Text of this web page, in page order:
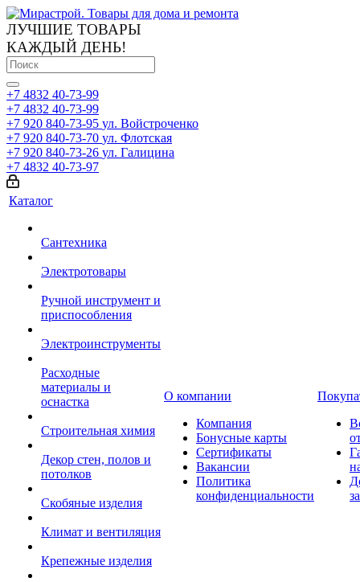
ЛУЧШИЕ ТОВАРЫ
КАЖДЫЙ ДЕНЬ!
+7 4832 40-73-99
+7 4832 40-73-99
+7 920 840-73-95 ул. Войстроченко
+7 920 840-73-70 ул. Флотская
+7 920 840-73-26 ул. Галицина
+7 4832 40-73-97
Каталог
Сантехника
Электротовары
Ручной инструмент и
приспособления
Электроинструменты
Расходные
материалы и
оснастка
Строительная химия
Декор стен, полов и
потолков
Скобяные изделия
Климат и вентиляция
Крепежные изделия
О компании
Компания
Бонусные карты
Сертификаты
Вакансии
Политика
конфиденциальности